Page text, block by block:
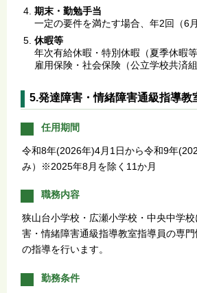
期末・勤勉手当
一定の要件を満たす場合、年2回（6
休暇等
年次有給休暇・特別休暇（夏季休暇等
雇用保険・社会保険（公立学校共済
5.発達障害・情緒障害通級指導教
任用期間
令和8年(2026年)4月1日から令和9年
み）※2025年8月を除く11か月
職務内容
狭山台小学校・広瀬小学校・中央中学
害・情緒障害通級指導教室指導員の専
の指導を行います。
勤務条件